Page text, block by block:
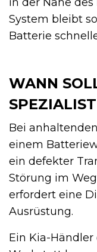
System bleibt
Batterie
WANN
Bei
einem
ein defekter
Störung im
erfordert eine
Ausrüstung.
Ein Kia-